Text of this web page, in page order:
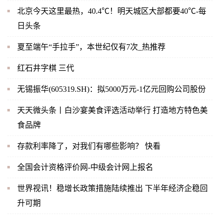
北京今天这里最热，40.4℃！明天城区大部都要40℃-每
日头条
夏至端午“手拉手”，本世纪仅有7次_热推荐
红石井字棋 三代
无锡振华(605319.SH)：拟5000万元-1亿元回购公司股份
天天微头条丨白沙宴美食评选活动举行 打造地方特色美
食品牌
存款利率降了，对我们有哪些影响？ 快看
全国会计资格评价网-中级会计网上报名
世界视讯！稳增长政策措施陆续推出 下半年经济企稳回
升可期